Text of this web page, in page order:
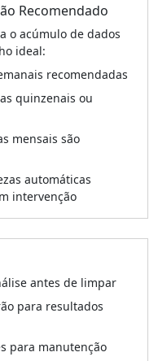
Recomendado
o acúmulo de dados
ideal:
recomendadas
quinzenais ou
mensais são
automáticas
intervenção
antes de limpar
para resultados
para manutenção